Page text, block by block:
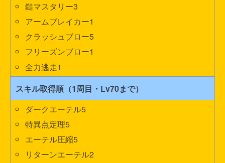
鎚マスタリー3
アームブレイカー1
クラッシュブロー5
フリーズンブロー1
全力逃走1
スキル取得順（1周目・Lv70まで）
ダークエーテル5
特異点定理5
エーテル圧縮5
リターンエーテル2